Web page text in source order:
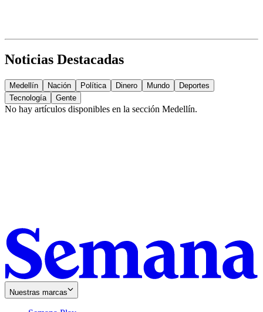
Noticias Destacadas
Medellín Nación Política Dinero Mundo
Deportes
Tecnología
Gente
No hay artículos disponibles en la sección Medellín.
Nuestras marcas